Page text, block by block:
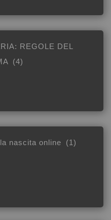
REGOLE DEL
(4)
nascita online (1)